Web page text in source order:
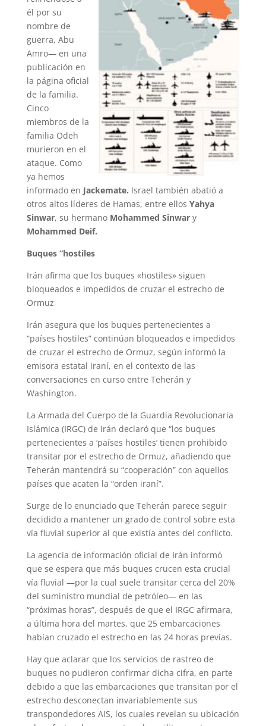
él por su
nombre de
guerra, Abu
Amro— en una
publicación en
la página oficial
de la familia.
Cinco
miembros de la
familia Odeh
murieron en el
ataque. Como
ya hemos
informado en Jackemate. Israel también abatió a
otros altos líderes de Hamas, entre ellos Yahya
Sinwar, su hermano Mohammed Sinwar y
Mohammed Deif.
Buques “hostiles
Irán afirma que los buques «hostiles» siguen
bloqueados e impedidos de cruzar el estrecho de
Ormuz
Irán asegura que los buques pertenecientes a
“países hostiles” continúan bloqueados e impedidos
de cruzar el estrecho de Ormuz, según informó la
emisora ​​estatal iraní, en el contexto de las
conversaciones en curso entre Teherán y
Washington.
La Armada del Cuerpo de la Guardia Revolucionaria
Islámica (IRGC) de Irán declaró que “los buques
pertenecientes a ‘países hostiles’ tienen prohibido
transitar por el estrecho de Ormuz, añadiendo que
Teherán mantendrá su “cooperación” con aquellos
países que acaten la “orden iraní”.
Surge de lo enunciado que Teherán parece seguir
decidido a mantener un grado de control sobre esta
vía fluvial superior al que existía antes del conflicto.
La agencia de información oficial de Irán informó
que se espera que más buques crucen esta crucial
vía fluvial —por la cual suele transitar cerca del 20%
del suministro mundial de petróleo— en las
“próximas horas”, después de que el IRGC afirmara,
a última hora del martes, que 25 embarcaciones
habían cruzado el estrecho en las 24 horas previas.
Hay que aclarar que los servicios de rastreo de
buques no pudieron confirmar dicha cifra, en parte
debido a que las embarcaciones que transitan por el
estrecho desconectan invariablemente sus
transpondedores AIS, los cuales revelan su ubicación